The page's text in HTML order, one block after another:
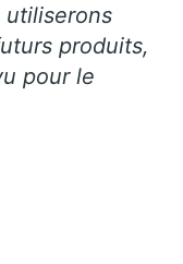
produits,
pour le